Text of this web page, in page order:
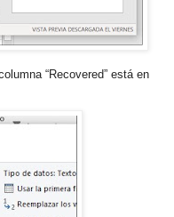
“Recovered” está en